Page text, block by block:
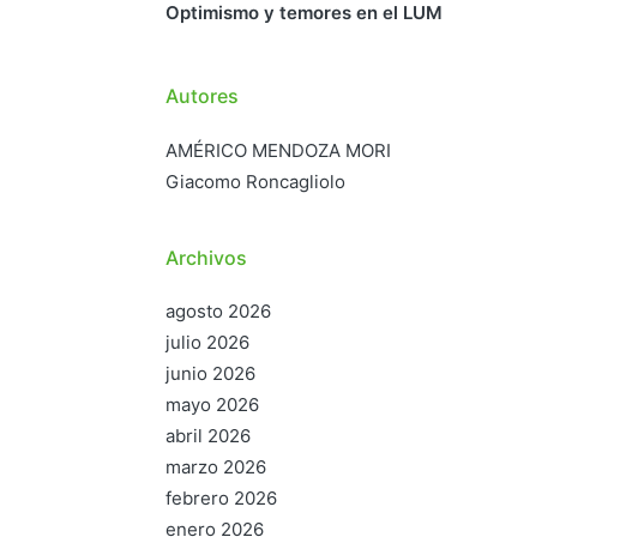
Optimismo y temores en el LUM
Autores
AMÉRICO MENDOZA MORI
Giacomo Roncagliolo
Archivos
agosto 2026
julio 2026
junio 2026
mayo 2026
abril 2026
marzo 2026
febrero 2026
enero 2026